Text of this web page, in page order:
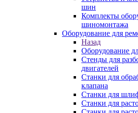
шин
Комплекты
шиномонтажа
Оборудование для
Назад
Оборудование
Стенды для
двигателей
Станки для
клапана
Станки для
Станки для